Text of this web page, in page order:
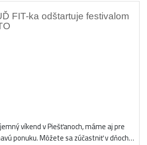
FIT-ka odštartuje festivalom
víkend v Piešťanoch, máme aj pre
ponuku. Môžete sa zúčastniť v dňoch…